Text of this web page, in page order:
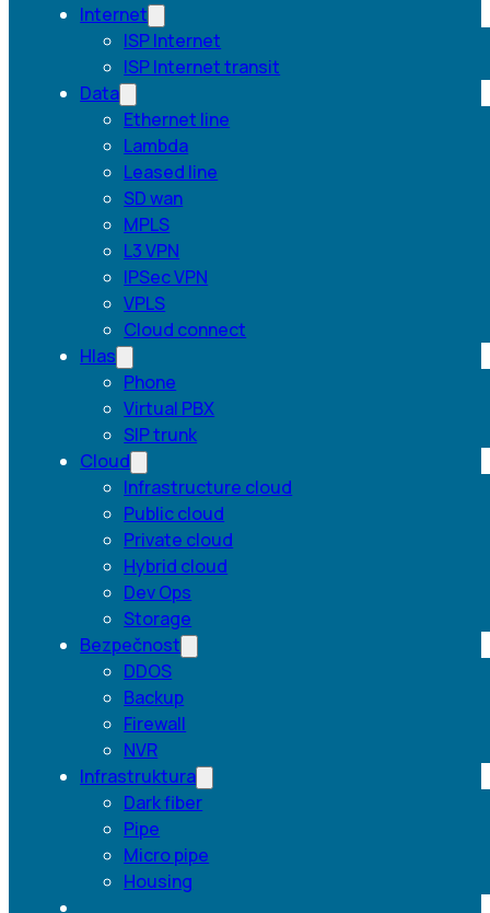
Internet
ISP Internet
ISP Internet transit
Data
Ethernet line
Lambda
Leased line
SD wan
MPLS
L3 VPN
IPSec VPN
VPLS
Cloud connect
Hlas
Phone
Virtual PBX
SIP trunk
Cloud
Infrastructure cloud
Public cloud
Private cloud
Hybrid cloud
Dev Ops
Storage
Bezpečnost
DDOS
Backup
Firewall
NVR
Infrastruktura
Dark fiber
Pipe
Micro pipe
Housing